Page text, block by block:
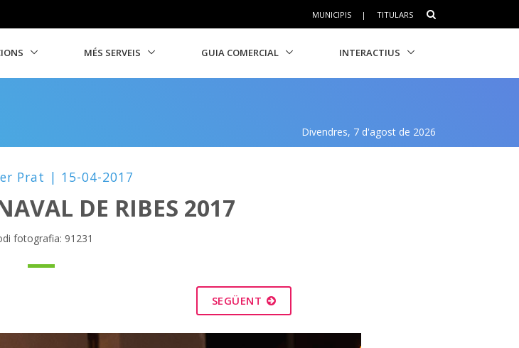
MUNICIPIS | TITULARS
MÉS SERVEIS GUIA COMERCIAL INTERACTIUS
Divendres, 7 d'agost de 2026
Prat | 15-04-2017
DE RIBES 2017
fotografia: 91231
SEGÜENT